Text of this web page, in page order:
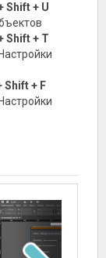
Shift + U
Shift + T
Shift + F